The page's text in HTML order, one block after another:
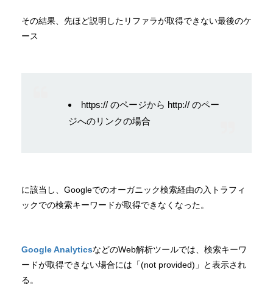
その結果、先ほど説明したリファラが取得できない最後のケ
ース
https:// のページから http:// のペー
ジへのリンクの場合
に該当し、Googleでのオーガニック検索経由の入トラフィ
ックでの検索キーワードが取得できなくなった。
Google AnalyticsなどのWeb解析ツールでは、検索キーワ
ードが取得できない場合には「(not provided)」と表示され
る。